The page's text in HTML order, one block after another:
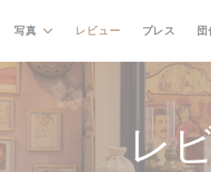
写真 レビュー プレス 団
レ